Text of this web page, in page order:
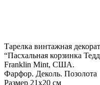
Тарелка винтажная
“Пасхальная корзинка
Franklin Mint, США.
Фарфор. Деколь. Позолота
Размер 21х20 см